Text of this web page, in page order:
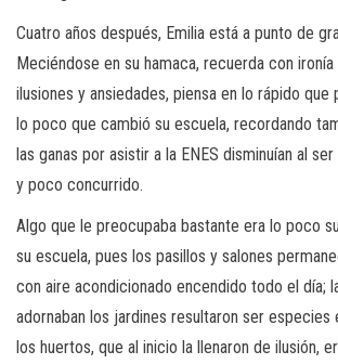
Cuatro años después, Emilia está a punto de
Meciéndose en su hamaca, recuerda con
ilusiones y ansiedades, piensa en lo rápido que
lo poco que cambió su escuela, recordando
las ganas por asistir a la ENES disminuían al
y poco concurrido.
Algo que le preocupaba bastante era lo poco
su escuela, pues los pasillos y salones
con aire acondicionado encendido todo el día;
adornaban los jardines resultaron ser especies
los huertos, que al inicio la llenaron de ilusión,